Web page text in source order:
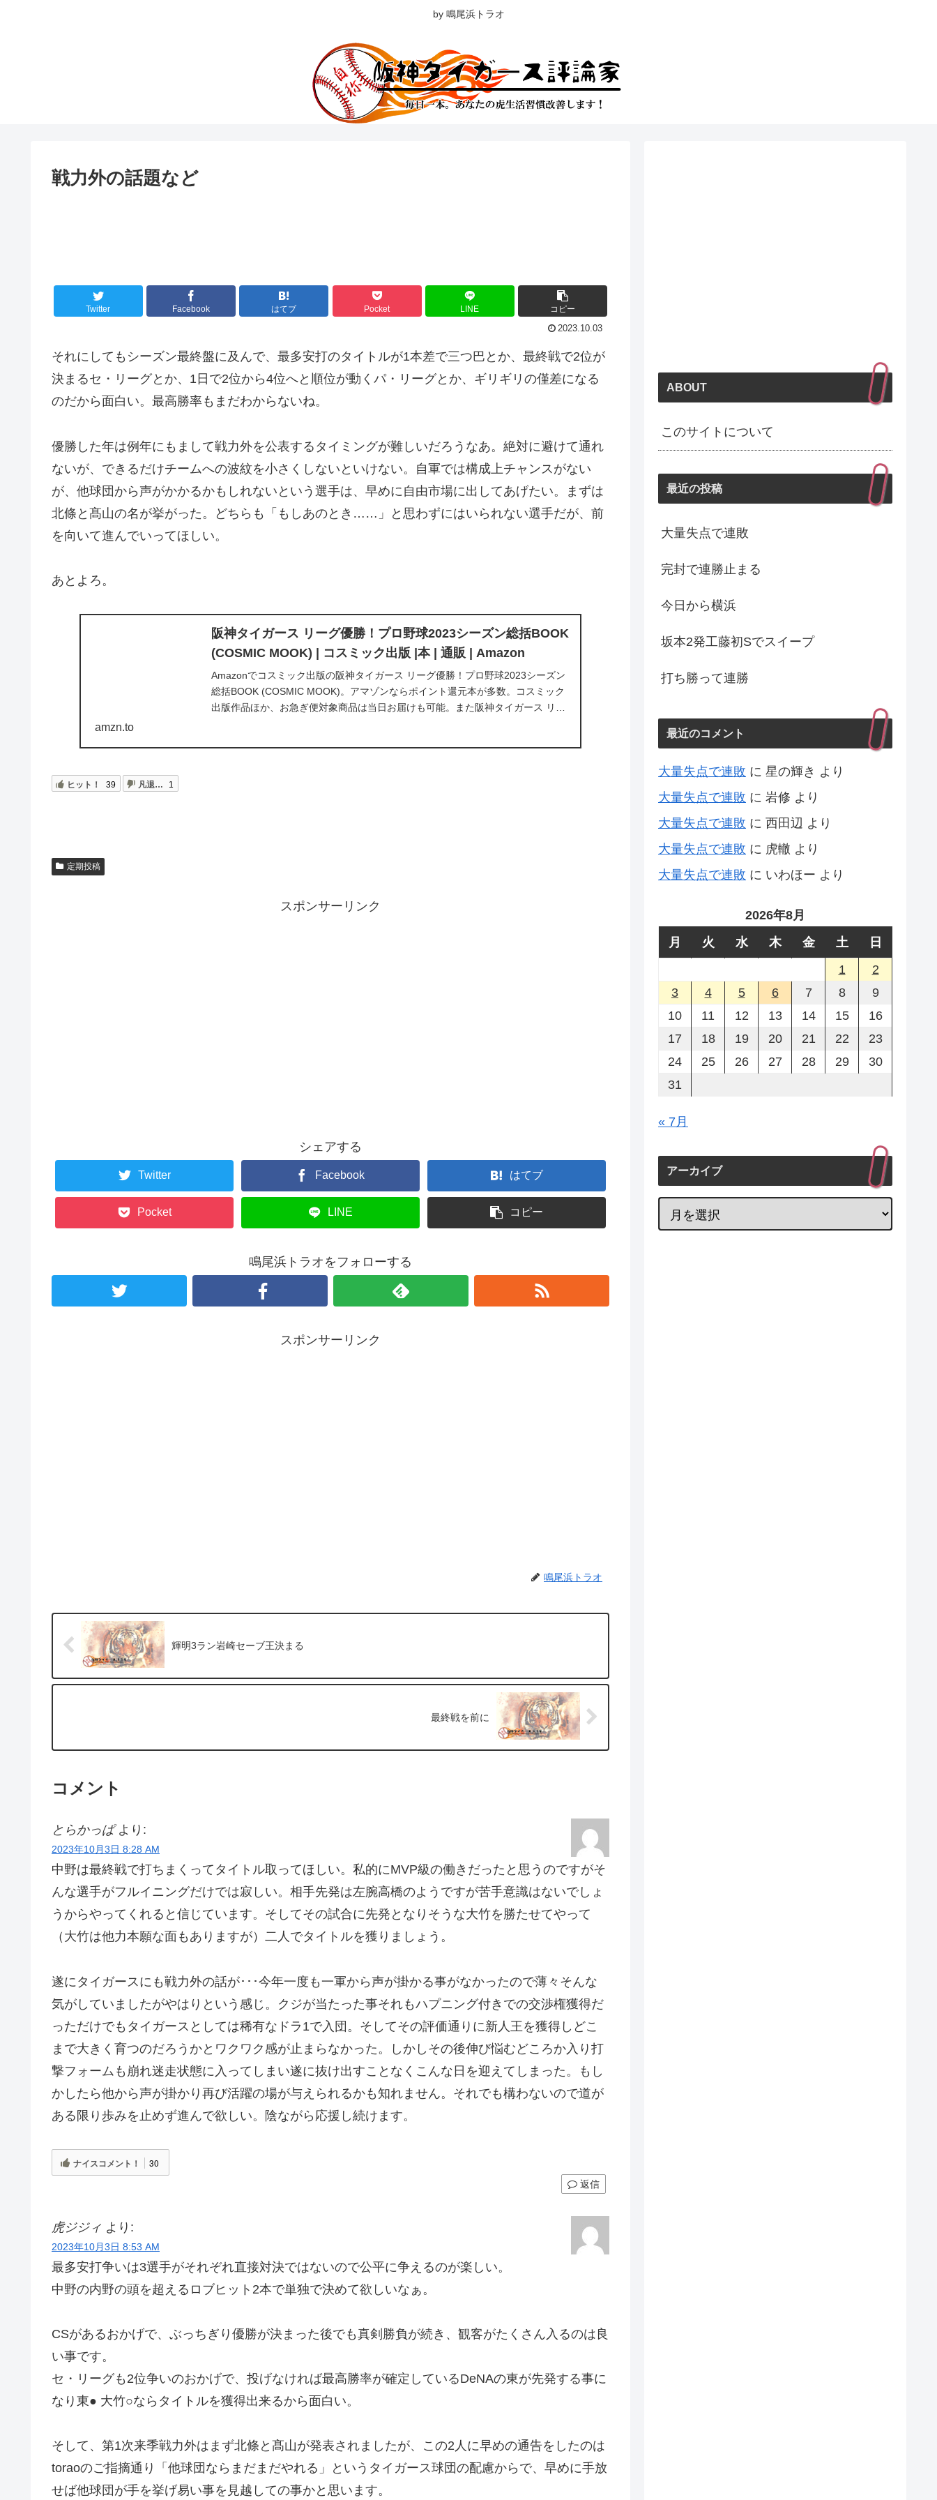
by 鳴尾浜トラオ
戦力外の話題など
Twitter Facebook はてブ Pocket LINE コピー
2023.10.03
それにしてもシーズン最終盤に及んで、最多安打のタイトルが1本差で三つ巴とか、最終戦で2位が
決まるセ・リーグとか、1日で2位から4位へと順位が動くパ・リーグとか、ギリギリの僅差になる
のだから面白い。最高勝率もまだわからないね。
優勝した年は例年にもまして戦力外を公表するタイミングが難しいだろうなあ。絶対に避けて通れ
ないが、できるだけチームへの波紋を小さくしないといけない。自軍では構成上チャンスがない
が、他球団から声がかかるかもしれないという選手は、早めに自由市場に出してあげたい。まずは
北條と髙山の名が挙がった。どちらも「もしあのとき……」と思わずにはいられない選手だが、前
を向いて進んでいってほしい。
あとよろ。
阪神タイガース リーグ優勝！プロ野球2023シーズン総括BOOK
(COSMIC MOOK) | コスミック出版 |本 | 通販 | Amazon
Amazonでコスミック出版の阪神タイガース リーグ優勝！プロ野球2023シーズン
総括BOOK (COSMIC MOOK)。アマゾンならポイント還元本が多数。コスミック
出版作品ほか、お急ぎ便対象商品は当日お届けも可能。また阪神タイガース リー
amzn.to
ヒット！ 39 凡退… 1
定期投稿
スポンサーリンク
シェアする
Twitter Facebook はてブ
Pocket LINE コピー
鳴尾浜トラオをフォローする
スポンサーリンク
鳴尾浜トラオ
輝明3ラン岩崎セーブ王決まる
最終戦を前に
コメント
とらかっぱ より:
2023年10月3日 8:28 AM
中野は最終戦で打ちまくってタイトル取ってほしい。私的にMVP級の働きだったと思うのですがそ
んな選手がフルイニングだけでは寂しい。相手先発は左腕高橋のようですが苦手意識はないでしょ
うからやってくれると信じています。そしてその試合に先発となりそうな大竹を勝たせてやって
（大竹は他力本願な面もありますが）二人でタイトルを獲りましょう。
遂にタイガースにも戦力外の話が･･･今年一度も一軍から声が掛かる事がなかったので薄々そんな
気がしていましたがやはりという感じ。クジが当たった事それもハプニング付きでの交渉権獲得だ
っただけでもタイガースとしては稀有なドラ1で入団。そしてその評価通りに新人王を獲得しどこ
まで大きく育つのだろうかとワクワク感が止まらなかった。しかしその後伸び悩むどころか入り打
撃フォームも崩れ迷走状態に入ってしまい遂に抜け出すことなくこんな日を迎えてしまった。もし
かしたら他から声が掛かり再び活躍の場が与えられるかも知れません。それでも構わないので道が
ある限り歩みを止めず進んで欲しい。陰ながら応援し続けます。
ナイスコメント！ 30
返信
虎ジジィ より:
2023年10月3日 8:53 AM
最多安打争いは3選手がそれぞれ直接対決ではないので公平に争えるのが楽しい。
中野の内野の頭を超えるロブヒット2本で単独で決めて欲しいなぁ。
CSがあるおかげで、ぶっちぎり優勝が決まった後でも真剣勝負が続き、観客がたくさん入るのは良
い事です。
セ・リーグも2位争いのおかげで、投げなければ最高勝率が確定しているDeNAの東が先発する事に
なり東● 大竹○ならタイトルを獲得出来るから面白い。
そして、第1次来季戦力外はまず北條と髙山が発表されましたが、この2人に早めの通告をしたのは
toraoのご指摘通り「他球団ならまだまだやれる」というタイガース球団の配慮からで、早めに手放
せば他球団が手を挙げ易い事を見越しての事かと思います。
ABOUT
このサイトについて
最近の投稿
大量失点で連敗
完封で連勝止まる
今日から横浜
坂本2発工藤初Sでスイープ
打ち勝って連勝
最近のコメント
大量失点で連敗 に 星の輝き より
大量失点で連敗 に 岩修 より
大量失点で連敗 に 西田辺 より
大量失点で連敗 に 虎轍 より
大量失点で連敗 に いわほー より
2026年8月
月
火 水 木 金 土
日
1
2
3
4 5 6 7 8
9
10
11 12 13 14 15
16
17
18 19 20 21 22
23
24
25 26 27 28 29
30
31
« 7月
アーカイブ